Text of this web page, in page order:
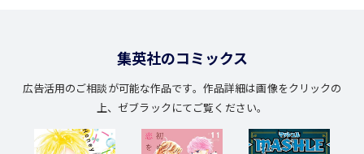
集英社のコミックス
広告活用のご相談が可能な作品です。 作品詳細は画像をクリックの
上、ゼブラックにてご覧ください。